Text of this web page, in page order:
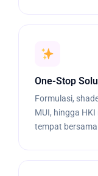
One-Stop
Formulasi,
MUI, hingga
tempat